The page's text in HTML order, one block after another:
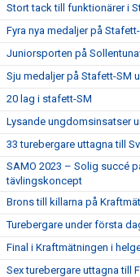
Stort tack till funktionärer i
Fyra nya medaljer på
Juniorsporten på
Sju medaljer på Stafett-SM
20 lag i stafett-SM
Lysande ungdomsinsatser
33 turebergare uttagna till
SAMO 2023 – Solig succé
tävlingskoncept
Brons till killarna på
Turebergare under första
Final i Kraftmätningen i
Sex turebergare uttagna till